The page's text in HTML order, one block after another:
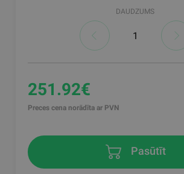
DAUDZUMS
251.92€
Preces cena norādīta ar PVN
Pasūtīt